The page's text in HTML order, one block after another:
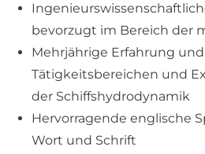
bevorzugt im Bereich der
Mehrjährige Erfahrung
Tätigkeitsbereichen und
der Schiffshydrodynamik
Hervorragende englische
Wort und Schrift